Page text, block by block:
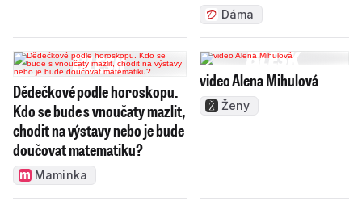
Dáma
Dědečkové podle horoskopu.
Kdo se bude s vnoučaty mazlit,
chodit na výstavy nebo je bude
doučovat matematiku?
Maminka
video Alena Mihulová
Ženy